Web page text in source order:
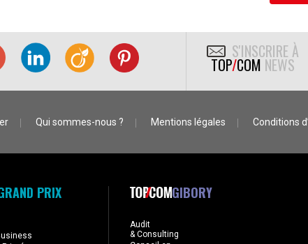
S'INSCRIRE À
TOP/COM NEWS
Qui sommes-nous ? Mentions légales Conditions
PRIX GIBORY
Audit
& Consulting